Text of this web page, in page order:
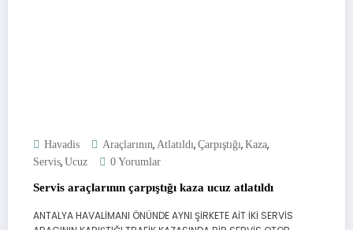
Havadis Araçlarının, Atlatıldı, Çarpıştığı, Kaza,
Servis, Ucuz 0 Yorumlar
Servis araçlarının çarpıştığı kaza ucuz atlatıldı
ANTALYA HAVALİMANI ÖNÜNDE AYNI ŞİRKETE AİT İKİ SERVİS